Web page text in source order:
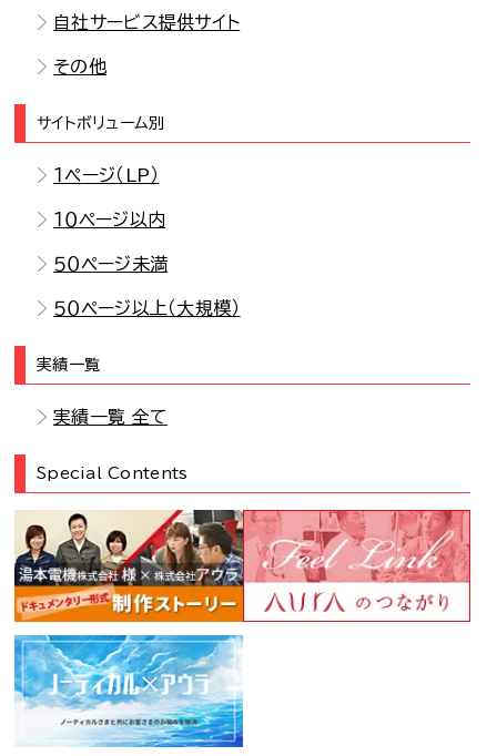
自社サービス提供サイト
その他
サイトボリューム別
１ページ（LP）
１０ページ以内
５０ページ未満
５０ページ以上（大規模）
実績一覧
実績一覧 全て
Special Contents